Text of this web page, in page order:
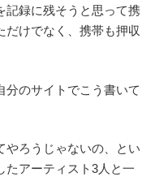
記録に残そうと思って携
だけでなく、携帯も押収
分のサイトでこう書いて
やろうじゃないの、とい
たアーティスト3人と一